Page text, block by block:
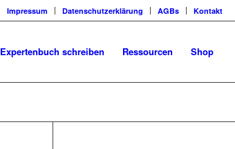
Impressum Datenschutzerklärung AGBs Kontakt
Expertenbuch schreiben Ressourcen Shop